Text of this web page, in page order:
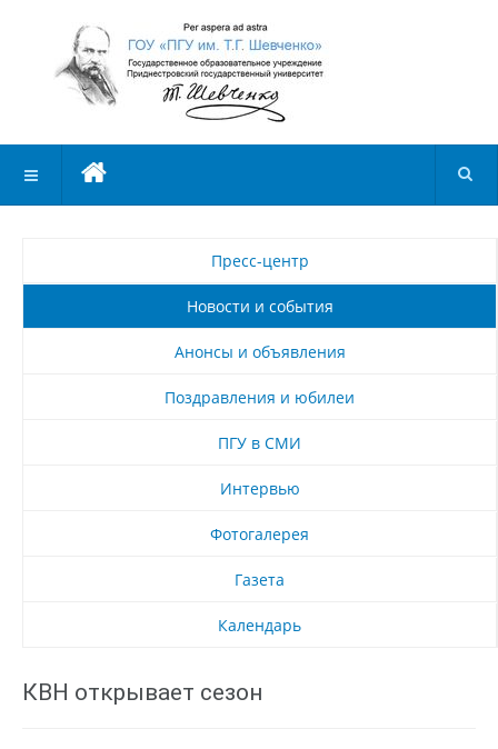
Пресс-центр
Новости и события
Анонсы и объявления
Поздравления и юбилеи
ПГУ в СМИ
Интервью
Фотогалерея
Газета
Календарь
КВН открывает сезон